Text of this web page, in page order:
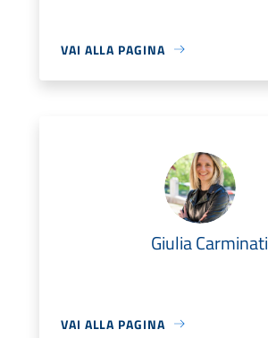
VAI ALLA PAGINA
Giulia Carminati
VAI ALLA PAGINA